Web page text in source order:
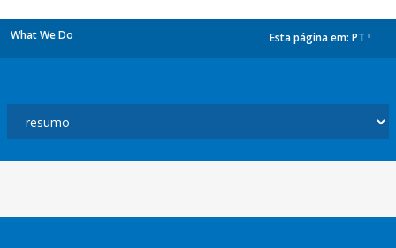
What We Do Esta página em: PT